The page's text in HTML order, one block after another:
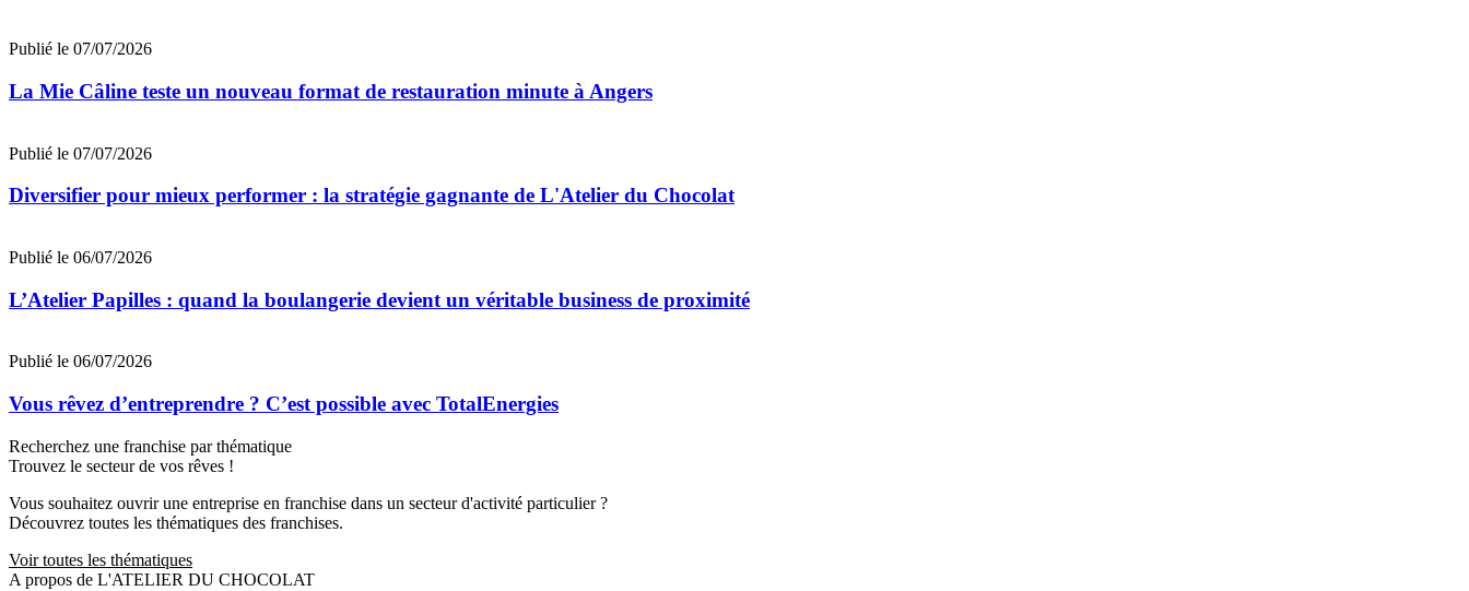
Publié le 07/07/2026
La Mie Câline teste un nouveau format de restauration minute à Angers
Publié le 07/07/2026
Diversifier pour mieux performer : la stratégie gagnante de L'Atelier du Chocolat
Publié le 06/07/2026
L’Atelier Papilles : quand la boulangerie devient un véritable business de proximité
Publié le 06/07/2026
Vous rêvez d’entreprendre ? C’est possible avec TotalEnergies
Recherchez une franchise par thématique
Trouvez le secteur de vos rêves !
Vous souhaitez ouvrir une entreprise en franchise dans un secteur d'activité particulier ?
Découvrez toutes les thématiques des franchises.
Voir toutes les thématiques
A propos de L'ATELIER DU CHOCOLAT